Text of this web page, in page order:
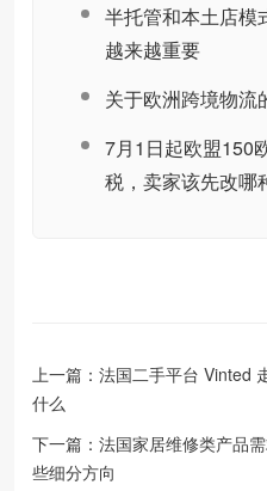
半托管和本土店模
越来越重要
关于欧洲跨境物流
7月1日起欧盟150
税，卖家该先改哪
上一篇： 法国二手平台 Vinted
什么
下一篇： 法国家居维修类产品
些细分方向